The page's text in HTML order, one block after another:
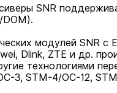
SNR
модулей SNR с
Dlink, ZTE и др.
технологиями
3, STM-4/OC-12,